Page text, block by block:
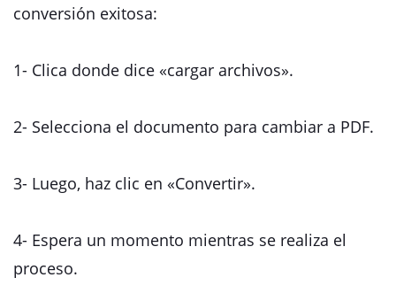
conversión exitosa:
1- Clica donde dice «cargar archivos».
2- Selecciona el documento para cambiar a PDF.
3- Luego, haz clic en «Convertir».
4- Espera un momento mientras se realiza el
proceso.